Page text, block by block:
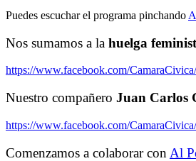
Puedes escuchar el programa pinchando
Nos sumamos a la huelga
https://www.facebook.com/
Nuestro compañero Juan Carlos
https://www.facebook.com/
Comenzamos a colaborar con Al